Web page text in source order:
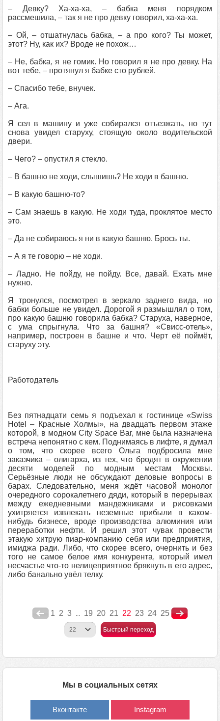
– Девку? Ха-ха-ха, – бабка меня порядком
рассмешила, – так я не про девку говорил, ха-ха-ха.
– Ой, – отшатнулась бабка, – а про кого? Ты может,
этот? Ну, как их? Вроде не похож…
– Не, бабка, я не гомик. Но говорил я не про девку. На
вот тебе, – протянул я бабке сто рублей.
– Спасибо тебе, внучек.
– Ага.
Я сел в машину и уже собирался отъезжать, но тут
снова увидел старуху, стоящую около водительской
двери.
– Чего? – опустил я стекло.
– В башню не ходи, слышишь? Не ходи в башню.
– В какую башню-то?
– Сам знаешь в какую. Не ходи туда, проклятое место
это.
– Да не собираюсь я ни в какую башню. Брось ты.
– А я те говорю – не ходи.
– Ладно. Не пойду, не пойду. Все, давай. Ехать мне
нужно.
Я тронулся, посмотрел в зеркало заднего вида, но
бабки больше не увидел. Дорогой я размышлял о том,
про какую башню говорила бабка? Старуха, наверное,
с ума спрыгнула. Что за башня? «Свисс-отель»,
например, построен в башне и что. Черт её поймёт,
старуху эту.
Работодатель
Без пятнадцати семь я подъехал к гостинице «Swiss
Hotel – Красные Холмы», на двадцать первом этаже
которой, в модном City Space Bar, мне была назначена
встреча непонятно с кем. Поднимаясь в лифте, я думал
о том, что скорее всего Ольга подбросила мне
заказчика – олигарха, из тех, что бродят в окружении
десяти моделей по модным местам Москвы.
Серьёзные люди не обсуждают деловые вопросы в
барах. Следовательно, меня ждёт часовой монолог
очередного сорокалетнего дяди, который в перерывах
между ежедневными мандежниками и рисовками
ухитряется извлекать неземные прибыли в каком-
нибудь бизнесе, вроде производства алюминия или
переработки нефти. И решил этот чувак провести
этакую хитрую пиар-компанию себя или предприятия,
имиджа ради. Либо, что скорее всего, очернить и без
того не самое белое имя конкурента, который имел
несчастье что-то нелицеприятное брякнуть в его адрес,
либо банально увёл телку.
1 2 3 ... 19 20 21 22 23 24 25
Быстрый переход
Мы в социальных сетях
Вконтакте Instagram